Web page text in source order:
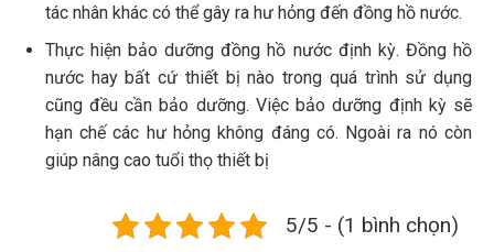
tác nhân khác có thể gây ra hư hỏng đến đồng hồ nước.
Thực hiện bảo dưỡng đồng hồ nước định kỳ. Đồng hồ
nước hay bất cứ thiết bị nào trong quá trình sử dụng
cũng đều cần bảo dưỡng. Việc bảo dưỡng định kỳ sẽ
hạn chế các hư hỏng không đáng có. Ngoài ra nó còn
giúp nâng cao tuổi thọ thiết bị
5/5 - (1 bình chọn)